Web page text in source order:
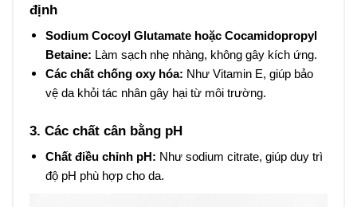
định
Sodium Cocoyl Glutamate hoặc Cocamidopropyl
Betaine: Làm sạch nhẹ nhàng, không gây kích ứng.
Các chất chống oxy hóa: Như Vitamin E, giúp bảo
vệ da khỏi tác nhân gây hại từ môi trường.
3. Các chất cân bằng pH
Chất điều chỉnh pH: Như sodium citrate, giúp duy trì
độ pH phù hợp cho da.